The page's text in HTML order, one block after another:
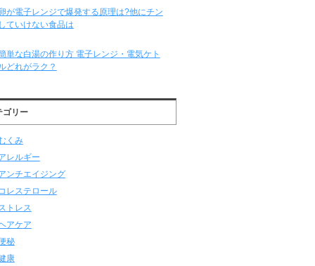
が電子レンジで爆発する原理は?他にチン
していけない食品は
単な白湯の作り方 電子レンジ・電気ケト
ルどれがラク？
ゴリー
くみ
レルギー
ンチエイジング
レステロール
トレス
アケア
秘
康